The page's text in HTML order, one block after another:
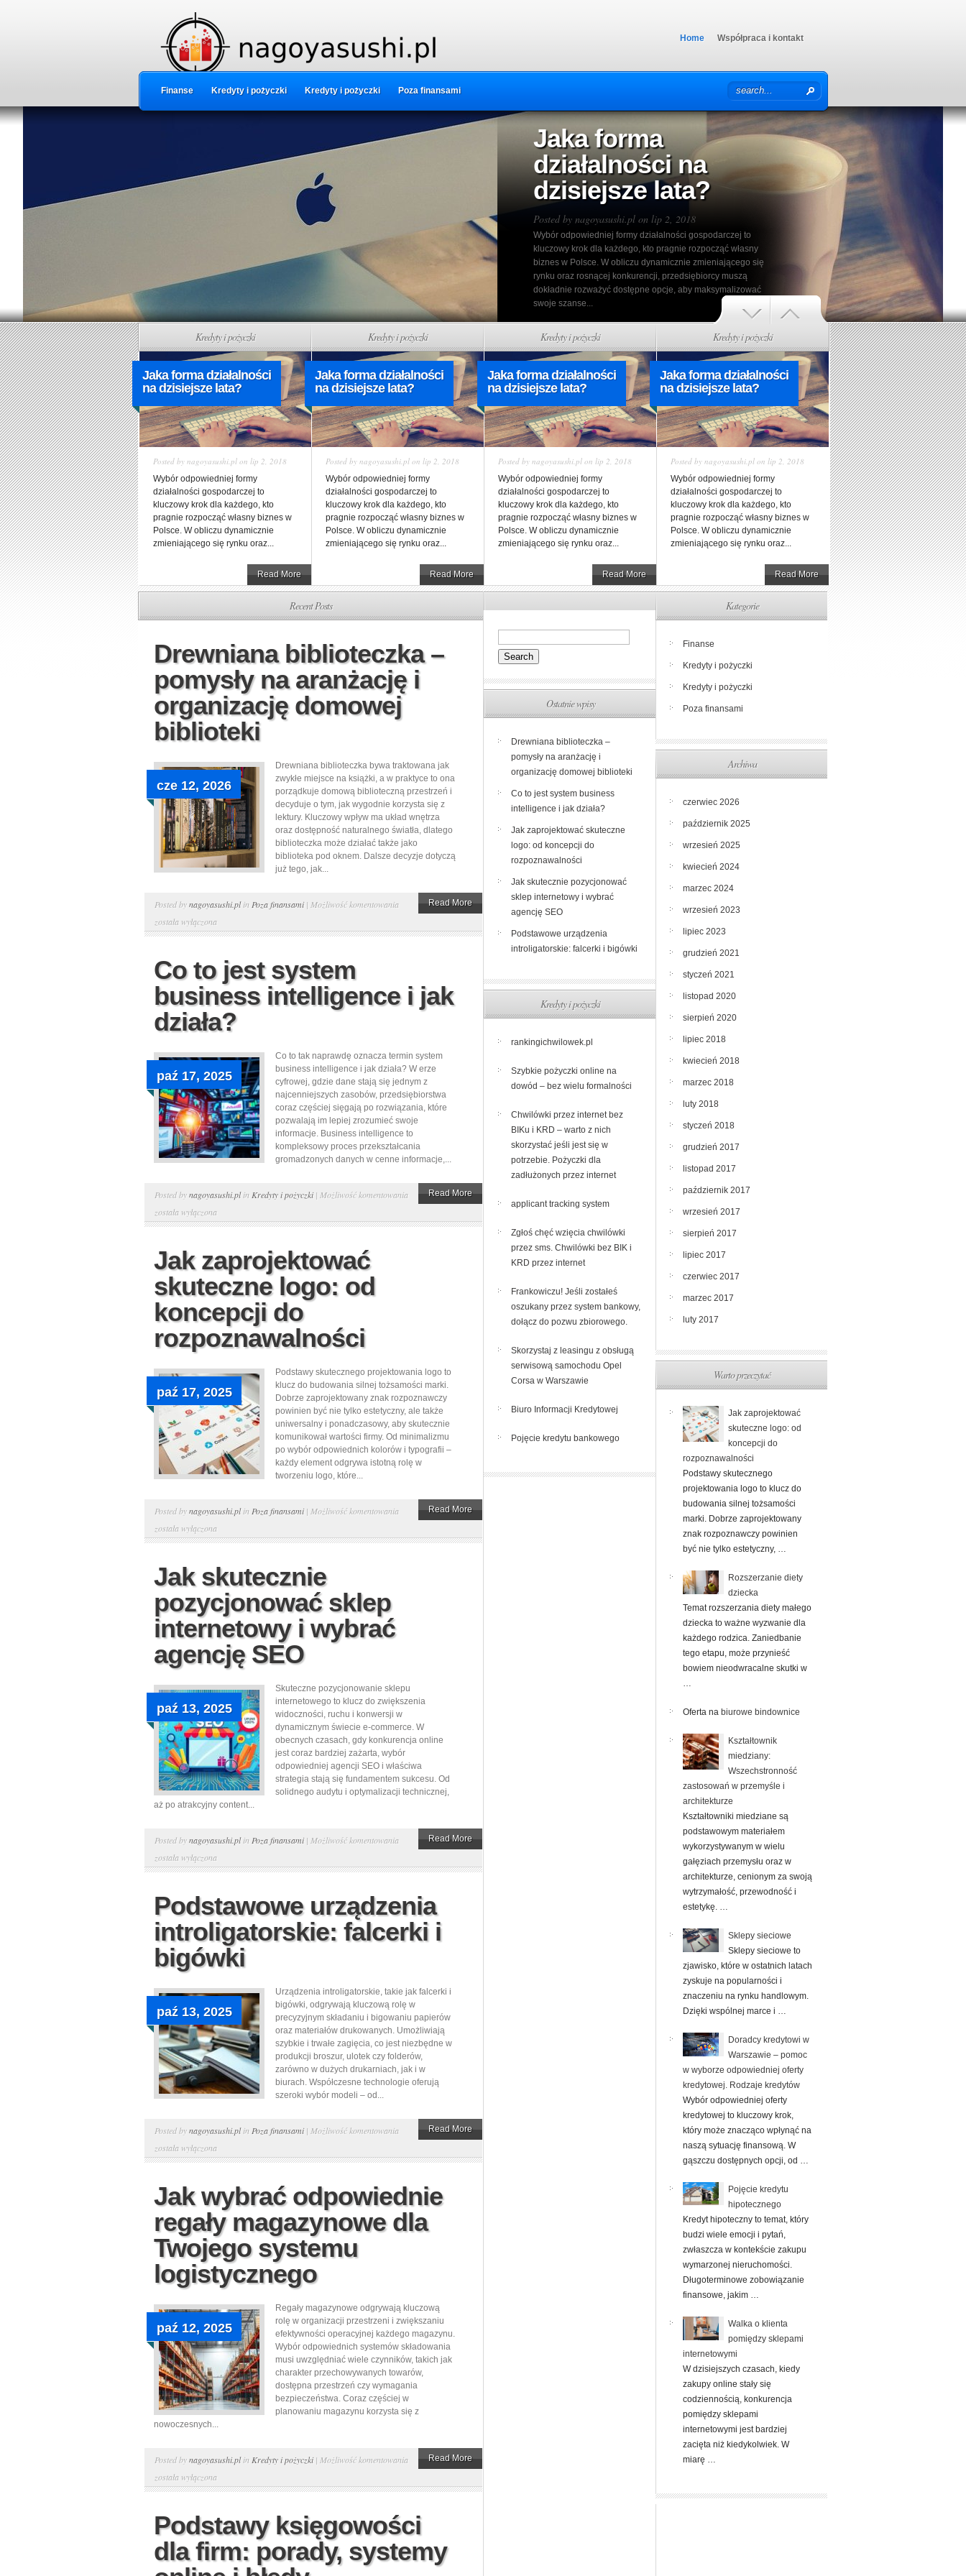
Home Współpraca i kontakt
Finanse Kredyty i pożyczki Kredyty i pożyczki Poza finansami
Prowadzenie mini
marketów
Posted bynagoyasushi.plon lip 2, 2018
także szansa na zbudowanie bliskich relacji z lokalną
społecznością. W obliczu rosnącej konkurencji ze strony
dużych sieci handlowych, kluczowe staje się staranne
planowanie i dostosowywanie oferty do potrzeb klientów.
Warto...
Read More
Kredyty i pożyczki
Jaka forma działalności
na dzisiejsze lata?
Posted by nagoyasushi.pl on lip 2, 2018
Wybór odpowiedniej formy
działalności gospodarczej to
kluczowy krok dla każdego, kto
pragnie rozpocząć własny biznes w
Polsce. W obliczu dynamicznie
zmieniającego się rynku oraz...
Read More
Kredyty i pożyczki
Jaka forma działalności
na dzisiejsze lata?
Posted by nagoyasushi.pl on lip 2, 2018
Wybór odpowiedniej formy
działalności gospodarczej to
kluczowy krok dla każdego, kto
pragnie rozpocząć własny biznes w
Polsce. W obliczu dynamicznie
zmieniającego się rynku oraz...
Read More
Kredyty i pożyczki
Jaka forma działalności
na dzisiejsze lata?
Posted by nagoyasushi.pl on lip 2, 2018
Wybór odpowiedniej formy
działalności gospodarczej to
kluczowy krok dla każdego, kto
pragnie rozpocząć własny biznes w
Polsce. W obliczu dynamicznie
zmieniającego się rynku oraz...
Read More
Kredyty i pożyczki
Jaka forma działalności
na dzisiejsze lata?
Posted by nagoyasushi.pl on lip 2, 2018
Wybór odpowiedniej formy
działalności gospodarczej to
kluczowy krok dla każdego, kto
pragnie rozpocząć własny biznes w
Polsce. W obliczu dynamicznie
zmieniającego się rynku oraz...
Read More
Recent Posts
Drewniana biblioteczka –
pomysły na aranżację i
organizację domowej
biblioteki
cze 12, 2026
Drewniana biblioteczka bywa traktowana jak
zwykłe miejsce na książki, a w praktyce to ona
porządkuje domową biblioteczną przestrzeń i
decyduje o tym, jak wygodnie korzysta się z
lektury. Kluczowy wpływ ma układ wnętrza
oraz dostępność naturalnego światła, dlatego
biblioteczka może działać także jako
biblioteka pod oknem. Dalsze decyzje dotyczą
już tego, jak...
Posted bynagoyasushi.plin Poza finansami| Możliwość komentowaniaDrewniana
–
aranżację
i
biblioteki
została wyłączona
Read More
Co to jest system
business intelligence i jak
działa?
paź 17, 2025
Co to tak naprawdę oznacza termin system
business intelligence i jak działa? W erze
cyfrowej, gdzie dane stają się jednym z
najcenniejszych zasobów, przedsiębiorstwa
coraz częściej sięgają po rozwiązania, które
pozwalają im lepiej zrozumieć swoje
informacje. Business intelligence to
kompleksowy proces przekształcania
gromadzonych danych w cenne informacje,...
Posted bynagoyasushi.plin Kredyty i pożyczki| Możliwość komentowaniaCo
jest
została wyłączona
Read More
Jak zaprojektować
skuteczne logo: od
koncepcji do
rozpoznawalności
paź 17, 2025
Podstawy skutecznego projektowania logo to
klucz do budowania silnej tożsamości marki.
Dobrze zaprojektowany znak rozpoznawczy
powinien być nie tylko estetyczny, ale także
uniwersalny i ponadczasowy, aby skutecznie
komunikował wartości firmy. Od minimalizmu
po wybór odpowiednich kolorów i typografii –
każdy element odgrywa istotną rolę w
tworzeniu logo, które...
Posted bynagoyasushi.plin Poza finansami| Możliwość komentowaniaJak
skuteczne
została wyłączona
Read More
Jak skutecznie
pozycjonować sklep
internetowy i wybrać
agencję SEO
paź 13, 2025
Skuteczne pozycjonowanie sklepu
internetowego to klucz do zwiększenia
widoczności, ruchu i konwersji w
dynamicznym świecie e-commerce. W
obecnych czasach, gdy konkurencja online
jest coraz bardziej zażarta, wybór
odpowiedniej agencji SEO i właściwa
strategia stają się fundamentem sukcesu. Od
solidnego audytu i optymalizacji technicznej,
aż po atrakcyjny content...
Posted bynagoyasushi.plin Poza finansami| Możliwość komentowaniaJak
pozycjonować
internetowy
wybrać
została wyłączona
Read More
Podstawowe urządzenia
introligatorskie: falcerki i
bigówki
paź 13, 2025
Urządzenia introligatorskie, takie jak falcerki i
bigówki, odgrywają kluczową rolę w
precyzyjnym składaniu i bigowaniu papierów
oraz materiałów drukowanych. Umożliwiają
szybkie i trwałe zagięcia, co jest niezbędne w
produkcji broszur, ulotek czy folderów,
zarówno w dużych drukarniach, jak i w
biurach. Współczesne technologie oferują
szeroki wybór modeli – od...
Posted bynagoyasushi.plin Poza finansami| Możliwość komentowaniaPodstawowe
introligatorskie:
i
bigówki
została wyłączona
Read More
Jak wybrać odpowiednie
regały magazynowe dla
Twojego systemu
logistycznego
paź 12, 2025
Regały magazynowe odgrywają kluczową
rolę w organizacji przestrzeni i zwiększaniu
efektywności operacyjnej każdego magazynu.
Wybór odpowiednich systemów składowania
musi uwzględniać wiele czynników, takich jak
charakter przechowywanych towarów,
dostępna przestrzeń czy wymagania
bezpieczeństwa. Coraz częściej w
planowaniu magazynu korzysta się z
nowoczesnych...
Posted bynagoyasushi.plin Kredyty i pożyczki| Możliwość komentowaniaJak
odpowiednie
magazynowe
dla
Twojego
została wyłączona
Read More
Podstawy księgowości
dla firm: porady, systemy
Ostatnie wpisy
Drewniana biblioteczka –
pomysły na aranżację i
organizację domowej biblioteki
Co to jest system business
intelligence i jak działa?
Jak zaprojektować skuteczne
logo: od koncepcji do
rozpoznawalności
Jak skutecznie pozycjonować
sklep internetowy i wybrać
agencję SEO
Podstawowe urządzenia
introligatorskie: falcerki i bigówki
Kredyty i pożyczki
rankingichwilowek.pl
Szybkie pożyczki online na
dowód – bez wielu formalności
Chwilówki przez internet bez
BIKu i KRD – warto z nich
skorzystać jeśli jest się w
potrzebie. Pożyczki dla
zadłużonych przez internet
applicant tracking system
Zgłoś chęć wzięcia chwilówki
przez sms. Chwilówki bez BIK i
KRD przez internet
Frankowiczu! Jeśli zostałeś
oszukany przez system bankowy,
dołącz do pozwu zbiorowego.
Skorzystaj z leasingu z obsługą
serwisową samochodu Opel
Corsa w Warszawie
Biuro Informacji Kredytowej
Pojęcie kredytu bankowego
Kategorie
Finanse
Kredyty i pożyczki
Kredyty i pożyczki
Poza finansami
Archiwa
czerwiec 2026
październik 2025
wrzesień 2025
kwiecień 2024
marzec 2024
wrzesień 2023
lipiec 2023
grudzień 2021
styczeń 2021
listopad 2020
sierpień 2020
lipiec 2018
kwiecień 2018
marzec 2018
luty 2018
styczeń 2018
grudzień 2017
listopad 2017
październik 2017
wrzesień 2017
sierpień 2017
lipiec 2017
czerwiec 2017
marzec 2017
luty 2017
Warto przeczytać
Jak zaprojektować
skuteczne logo: od
koncepcji do
rozpoznawalności
Podstawy skutecznego
projektowania logo to klucz do
budowania silnej tożsamości
marki. Dobrze zaprojektowany
znak rozpoznawczy powinien
być nie tylko estetyczny, …
Rozszerzanie diety
dziecka
Temat rozszerzania diety małego
dziecka to ważne wyzwanie dla
każdego rodzica. Zaniedbanie
tego etapu, może przynieść
bowiem nieodwracalne skutki w
…
Oferta na biurowe bindownice
Kształtownik
miedziany:
Wszechstronność
zastosowań w przemyśle i
architekturze
Kształtowniki miedziane są
podstawowym materiałem
wykorzystywanym w wielu
gałęziach przemysłu oraz w
architekturze, cenionym za swoją
wytrzymałość, przewodność i
estetykę. …
Sklepy sieciowe
Sklepy sieciowe to
zjawisko, które w ostatnich latach
zyskuje na popularności i
znaczeniu na rynku handlowym.
Dzięki wspólnej marce i …
Doradcy kredytowi w
Warszawie – pomoc
w wyborze odpowiedniej oferty
kredytowej. Rodzaje kredytów
Wybór odpowiedniej oferty
kredytowej to kluczowy krok,
który może znacząco wpłynąć na
naszą sytuację finansową. W
gąszczu dostępnych opcji, od …
Pojęcie kredytu
hipotecznego
Kredyt hipoteczny to temat, który
budzi wiele emocji i pytań,
zwłaszcza w kontekście zakupu
wymarzonej nieruchomości.
Długoterminowe zobowiązanie
finansowe, jakim …
Walka o klienta
pomiędzy sklepami
internetowymi
W dzisiejszych czasach, kiedy
zakupy online stały się
codziennością, konkurencja
pomiędzy sklepami
internetowymi jest bardziej
zacięta niż kiedykolwiek. W
miarę …